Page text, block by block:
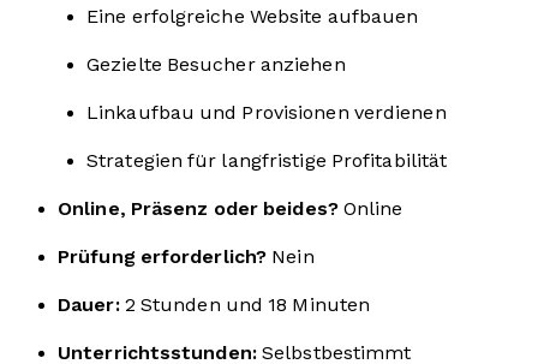
Eine erfolgreiche Website aufbauen
Gezielte Besucher anziehen
Linkaufbau und Provisionen verdienen
Strategien für langfristige Profitabilität
Online, Präsenz oder beides?Online
Prüfung erforderlich? Nein
Dauer:2 Stunden und 18 Minuten
Unterrichtsstunden:Selbstbestimmt